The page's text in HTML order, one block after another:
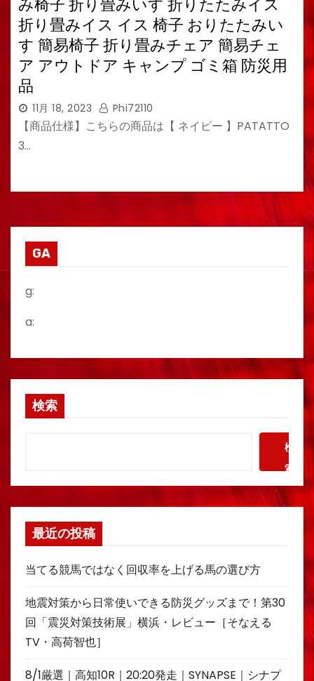
み椅子 折り畳みいす 折りたたみイス
折り畳みイス イス 椅子 おりたたみい
す 簡易椅子 折り畳みチェア 簡易チェ
ア アウトドア キャンプ ゴミ箱 防災用
品
11月 18, 2023 Phi72110
【商品仕様】こちらの商品は【 ネイビー 】PATATTO
3…
GA
g:
a:
検索
検
索
最近の投稿
当てる競馬ではなく回収率を上げる馬の選び方
地震対策から日常使いできる防災グッズまで！第30
回「震災対策技術展」横浜・レビュー［そなえる
TV・高荷智也］
8/1厳選｜高知10R｜20:20発走｜SYNAPSE｜シナプ